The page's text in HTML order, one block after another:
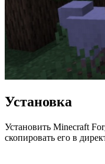
Установка
Установить Minecraft
скопировать его в